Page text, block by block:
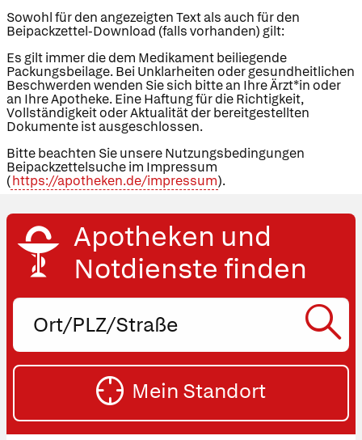
Sowohl für den angezeigten Text als auch für den
Beipackzettel-Download (falls vorhanden) gilt:
Es gilt immer die dem Medikament beiliegende
Packungsbeilage. Bei Unklarheiten oder gesundheitlichen
Beschwerden wenden Sie sich bitte an Ihre Ärzt*in oder
an Ihre Apotheke. Eine Haftung für die Richtigkeit,
Vollständigkeit oder Aktualität der bereitgestellten
Dokumente ist ausgeschlossen.
Bitte beachten Sie unsere Nutzungsbedingungen
Beipackzettelsuche im Impressum
(https://apotheken.de/impressum).
Apotheken und
Notdienste finden
Ort,
oder
Straße
Mein Standort